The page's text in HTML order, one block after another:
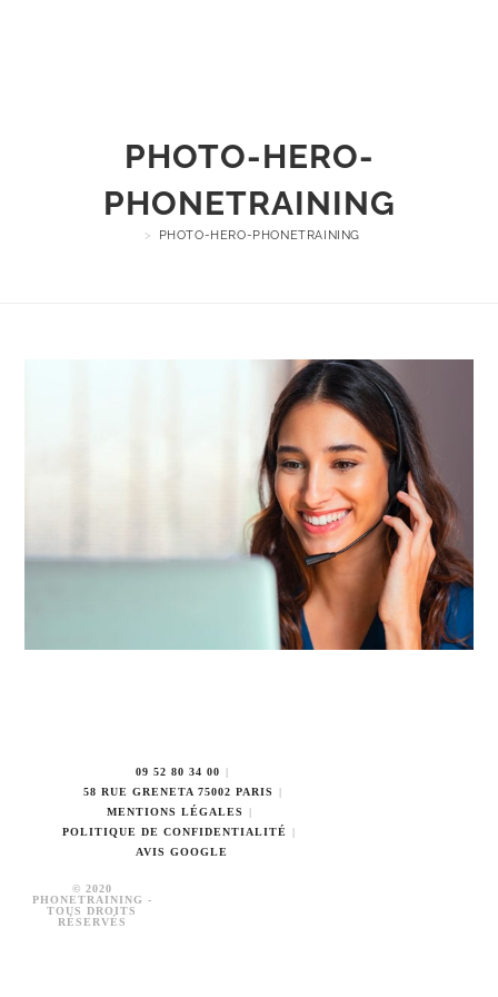
PHOTO-HERO-
PHONETRAINING
> PHOTO-HERO-PHONETRAINING
09 52 80 34 00
58 RUE GRENETA 75002 PARIS
MENTIONS LÉGALES
POLITIQUE DE CONFIDENTIALITÉ
AVIS GOOGLE
© 2020
PHONETRAINING -
TOUS DROITS
RÉSERVÉS